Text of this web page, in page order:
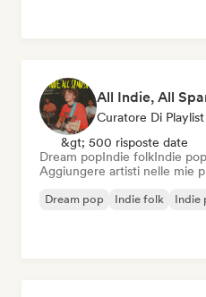
All Indie, All
Curatore Di Playlist
&gt; 500 risposte date
Dream popIndie folkIndie pop
Aggiungere artisti nelle mie
Dream pop Indie folk Indie